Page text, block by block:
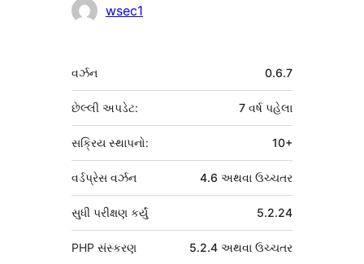
ફાળો wsec1
મેટા
વર્ઝન 0.6.7
છેલ્લી અપડેટ: 7 વર્ષપહેલા
સક્રિય સ્થાપનો: 10+
વર્ડપ્રેસ વર્ઝન 4.6 અથવા ઉચ્ચતર
5.2.24
સુધી પરીક્ષણ કર્યું
PHP સંસ્કરણ 5.2.4 અથવા ઉચ્ચતર